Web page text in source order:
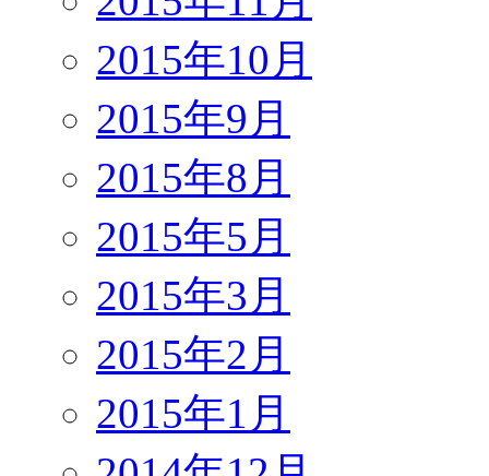
2015年10月
2015年9月
2015年8月
2015年5月
2015年3月
2015年2月
2015年1月